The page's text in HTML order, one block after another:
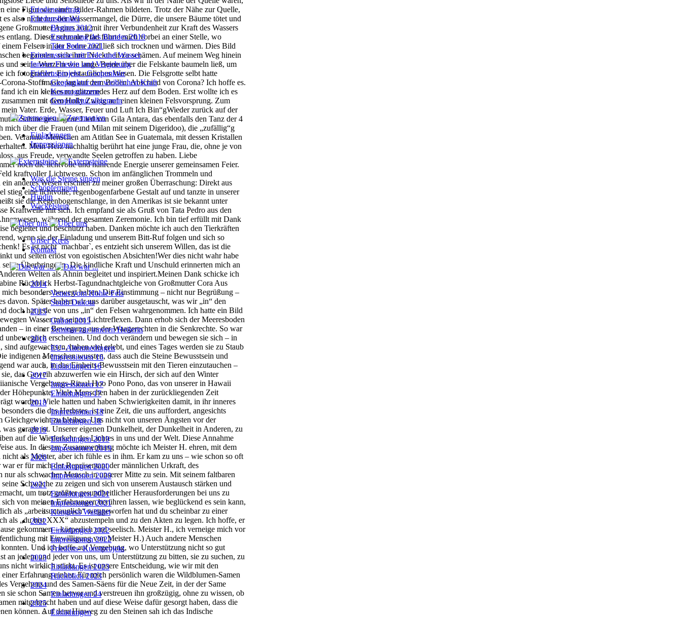
Friedensauftrag
Friedensbündel
Beginn 2012
Erneuerung des Bundes 2019
Tata Pedro 2021
Friedensreise mit Erde und Wasser
Innerer Frieden und Vergebung
Friedensprojekt - Geopunktur
Geopunktur zur weiblichen Kraft
Kosmogramme
Geopunktur allgemein
Einladungen
Impressionen
Was die Steine singen
Schöpferrunen
Hindin
Wackelstein
Unser Kreis
Kontakt
2014
Venus vom Hohle Fels
South Dakota
2015
Gabun 2015
Seminar zur inneren Heilerin
2016
EU- Altenmedingen
Impressionen 16
Einladungen 16
2017
Impressionen 17
Einladungen 17
2018
Impressionen 18
Einladungen 18
2019
Einladungen 2019
Impressionen 2019
2020
Einladungen 2020
Impressionen 2020
2021
Einladungen 2021
Impressionen 2021
Kongress Walfahrt
2022
Einladungen 2022
Impressionen 2022
Friedens- Kunstprojekt
2023
Einladungen 2023
Rückblick 2023
2024
Einladungen 24
2025
Einladungen